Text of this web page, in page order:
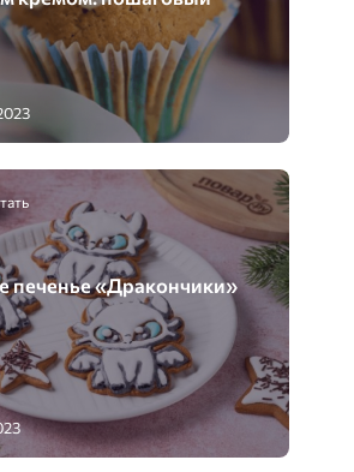
печенье «Дракончики»